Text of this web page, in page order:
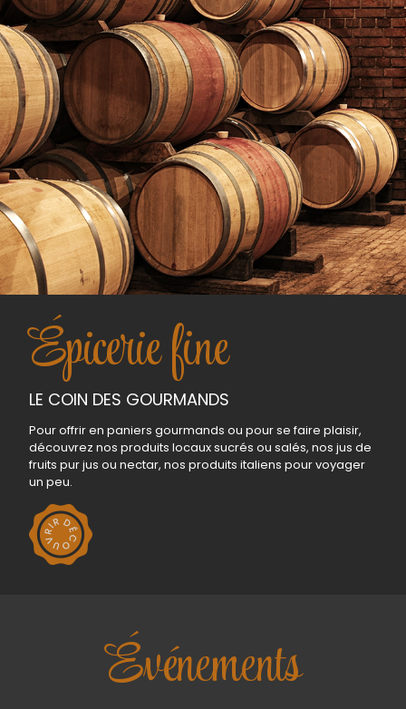
Épicerie fine
LE COIN DES GOURMANDS
Pour offrir en paniers gourmands ou pour se faire plaisir,
découvrez nos produits locaux sucrés ou salés, nos jus de
fruits pur jus ou nectar, nos produits italiens pour voyager
un peu.
Événements